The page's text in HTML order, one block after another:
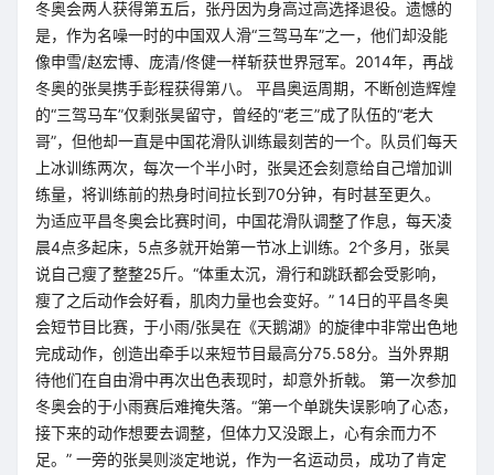
冬奥会两人获得第五后，张丹因为身高过高选择退役。遗憾的
是，作为名噪一时的中国双人滑“三驾马车”之一，他们却没能
像申雪/赵宏博、庞清/佟健一样斩获世界冠军。2014年，再战
冬奥的张昊携手彭程获得第八。 平昌奥运周期，不断创造辉煌
的“三驾马车”仅剩张昊留守，曾经的“老三”成了队伍的“老大
哥”，但他却一直是中国花滑队训练最刻苦的一个。队员们每天
上冰训练两次，每次一个半小时，张昊还会刻意给自己增加训
练量，将训练前的热身时间拉长到70分钟，有时甚至更久。
为适应平昌冬奥会比赛时间，中国花滑队调整了作息，每天凌
晨4点多起床，5点多就开始第一节冰上训练。2个多月，张昊
说自己瘦了整整25斤。“体重太沉，滑行和跳跃都会受影响，
瘦了之后动作会好看，肌肉力量也会变好。” 14日的平昌冬奥
会短节目比赛，于小雨/张昊在《天鹅湖》的旋律中非常出色地
完成动作，创造出牵手以来短节目最高分75.58分。当外界期
待他们在自由滑中再次出色表现时，却意外折戟。 第一次参加
冬奥会的于小雨赛后难掩失落。“第一个单跳失误影响了心态，
接下来的动作想要去调整，但体力又没跟上，心有余而力不
足。” 一旁的张昊则淡定地说，作为一名运动员，成功了肯定